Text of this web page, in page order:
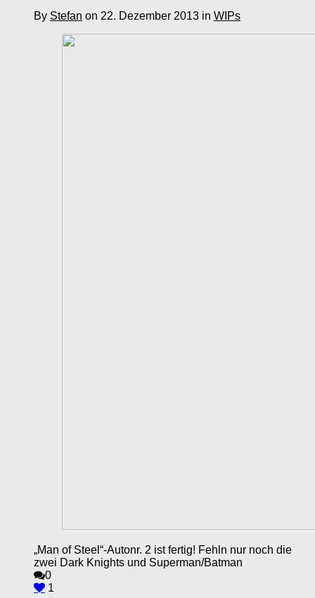
By Stefan on 22. Dezember 2013 in WIPs
„Man of Steel“-Autonr. 2 ist fertig! Fehln nur noch die
zwei Dark Knights und Superman/Batman
0
1